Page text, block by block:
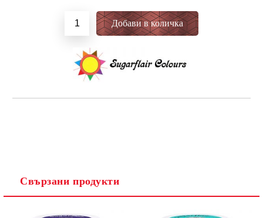
Свързани продукти